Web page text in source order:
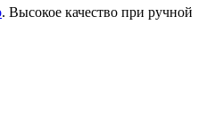
. Высокое качество при ручной